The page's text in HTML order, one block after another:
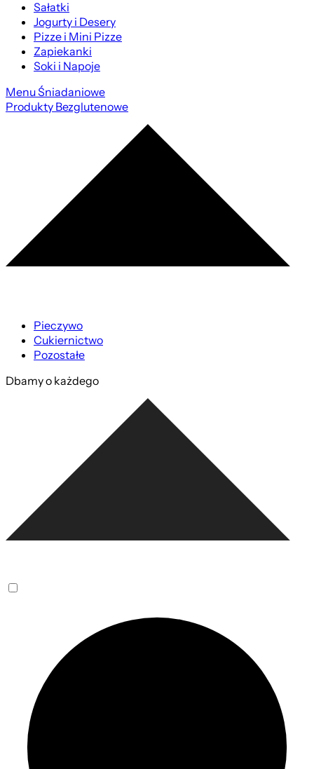
Sałatki
Jogurty i Desery
Pizze i Mini Pizze
Zapiekanki
Soki i Napoje
Menu Śniadaniowe
Produkty Bezglutenowe
Pieczywo
Cukiernictwo
Pozostałe
Dbamy o każdego